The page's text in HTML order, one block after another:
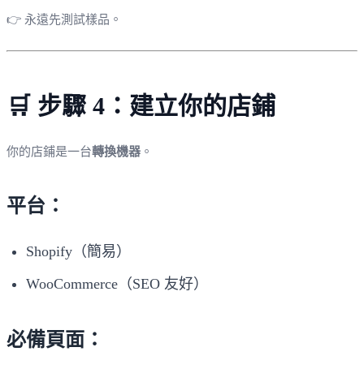
👉 永遠先測試樣品。
🛒 步驟 4：建立你的店鋪
你的店鋪是一台轉換機器 。
平台：
Shopify（簡易）
WooCommerce（SEO 友好）
必備頁面：